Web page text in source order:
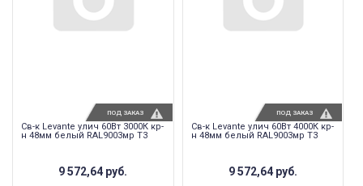
Св-к Levante улич 60Вт 3000К кр-
н 48мм белый RAL9003мр T3
9 572,64 руб.
ПОД ЗАКАЗ
Св-к Levante улич 60Вт 4000К кр-
н 48мм белый RAL9003мр T3
9 572,64 руб.
ПОД ЗАКАЗ